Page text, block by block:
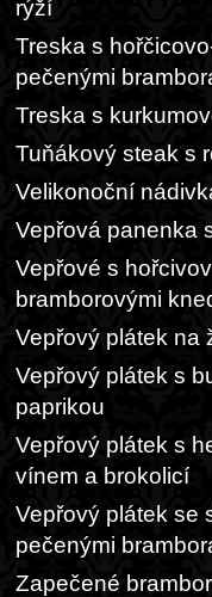
rýží
Treska s
pečenými
Treska s
Tuňákový steak s
Velikonoční
Vepřová panenka
Vepřové s
bramborovými
Vepřový plátek na
Vepřový plátek s
paprikou
Vepřový plátek s
vínem a brokolicí
Vepřový plátek se
pečenými
Zapečené